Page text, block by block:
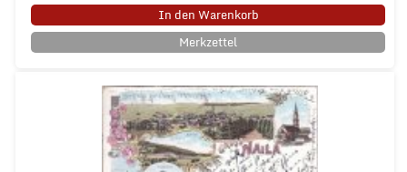
In den Warenkorb
Merkzettel